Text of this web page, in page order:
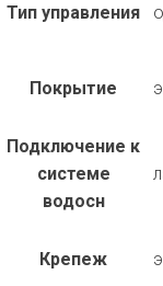
Тип управления
Покрытие
Подключение к
системе
водосн
Крепеж